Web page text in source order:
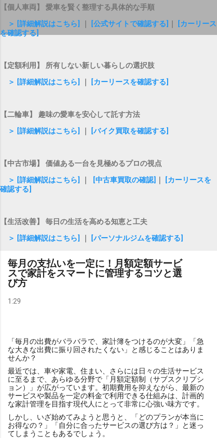
【個人車両】 愛車を賢く整理する具体的な手順
＞ [詳細解説はこちら]
[公式サイトで確認する]
[カーリース
を確認する]
【定額利用】 所有しない新しい暮らしの選択肢
＞ [詳細解説はこちら]
[カーリースを確認する]
【二輪車】 趣味の愛車を安心して託す方法
＞ [詳細解説はこちら]
[バイク買取を確認する]
【中古市場】 価値ある一台を見極めるプロの視点
＞ [詳細解説はこちら]
[中古車買取の確認]
[カーリースを
確認する]
【生活改善】 毎日の生活を高める知恵と工夫
＞ [詳細解説はこちら]
[パーソナルジムを確認する]
毎月の支払いを一定に！月額定額サービ
スで家計をスマートに管理するコツと選
び方
1:29
「毎月の出費がバラバラで、家計簿をつけるのが大変」「急
な大きな出費に振り回されたくない」と感じることはありま
せんか？
最近では、車や家電、住まい、さらには日々の生活サービス
に至るまで、あらゆる分野で「月額定額制（サブスクリプシ
ョン）」が広がっています。初期費用を抑えながら、最新の
サービスや製品を一定の料金で利用できる仕組みは、計画的
な家計管理を目指す現代人にとって非常に心強い味方です。
しかし、いざ始めてみようと思うと、「どのプランが本当に
お得なの？」「自分に合ったサービスの選び方は？」と迷っ
てしまうこともあるでしょう。